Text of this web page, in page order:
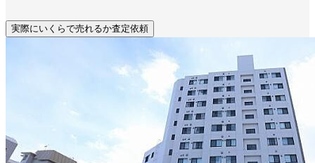
実際にいくらで売れるか査定依頼